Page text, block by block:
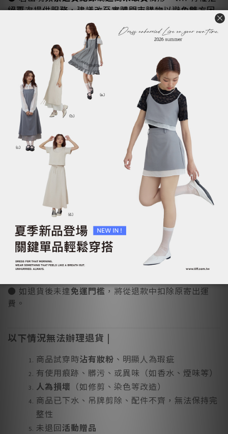
絕再次提供服務，建議改至實體門市購物以避免雙方困
● 若使用會員折扣後退貨導致金額不符資格，
筆VIP優惠，並扣回折扣差額
● tiff 官網與實體門市為不同金流系統，網路訂單恕無
法至門市辦理退換貨
。
溫馨提醒 |
如您的訂單含有加購商品、組合優惠、滿額折扣或滿額
，請留意以下退貨規則：
主商品退貨但保留加購商品時 ，加購商品將
恢復原價
，差額將從退款中扣除。
● 若退貨導致不符合
組合優惠／滿額折扣門檻
品也將恢復原價計算，差額亦將自退款款項中扣除。
●加購品、優惠商品、限量商品、出清品恕不接受退換
貨。
● 如退貨後未達免運門檻 ，將從退款中扣除原寄出運
費。
以下情況無法辦理退貨 |
商品試穿時沾有妝粉 、明顯人為瑕疵
有使用痕跡、髒污、或異味（如香水、煙味等）
人為損壞 （如修剪、染色等改造）
商品已下水、吊牌剪除、配件不齊，無法保持完
整性
未退回活動贈品